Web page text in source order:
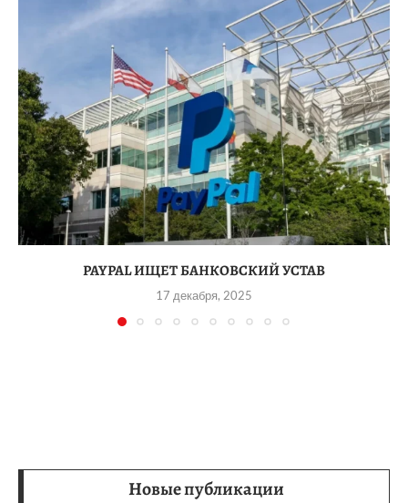
PAYPAL ИЩЕТ БАНКОВСКИЙ УСТАВ
17 декабря, 2025
Новые публикации